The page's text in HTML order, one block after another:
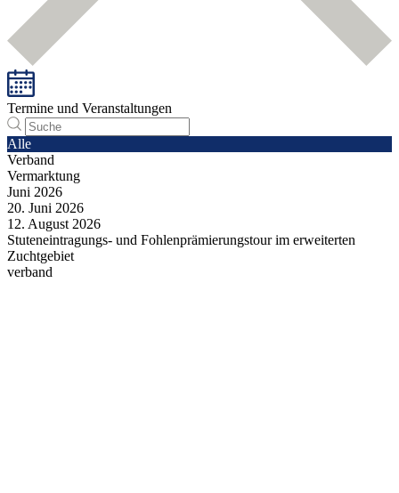
Termine und Veranstaltungen
Alle
Verband
Vermarktung
Juni 2026
20. Juni 2026
12. August 2026
Stuteneintragungs- und Fohlenprämierungstour im erweiterten
Zuchtgebiet
verband